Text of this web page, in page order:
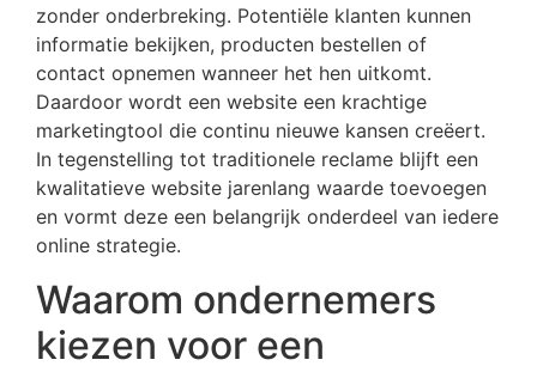
zonder onderbreking. Potentiële klanten kunnen
informatie bekijken, producten bestellen of
contact opnemen wanneer het hen uitkomt.
Daardoor wordt een website een krachtige
marketingtool die continu nieuwe kansen creëert.
In tegenstelling tot traditionele reclame blijft een
kwalitatieve website jarenlang waarde toevoegen
en vormt deze een belangrijk onderdeel van iedere
online strategie.
Waarom ondernemers
kiezen voor een